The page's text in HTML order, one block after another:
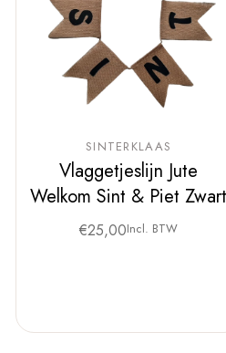
SINTERKLAAS
Vlaggetjeslijn Jute
Welkom Sint & Piet Zwart
€25,00Incl. BTW